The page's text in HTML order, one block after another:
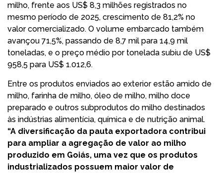
milho, frente aos US$ 8,3 milhões registrados no
mesmo período de 2025, crescimento de 81,2% no
valor comercializado. O volume embarcado também
avançou 71,5%, passando de 8,7 mil para 14,9 mil
toneladas, e o preço médio por tonelada subiu de US$
958,5 para US$ 1.012,6.
Entre os produtos enviados ao exterior estão amido de
milho, farinha de milho, óleo de milho, milho doce
preparado e outros subprodutos do milho destinados
às indústrias alimentícia, química e de nutrição animal.
“A diversificação da pauta exportadora contribui
para ampliar a agregação de valor ao milho
produzido em Goiás, uma vez que os produtos
industrializados possuem maior valor de